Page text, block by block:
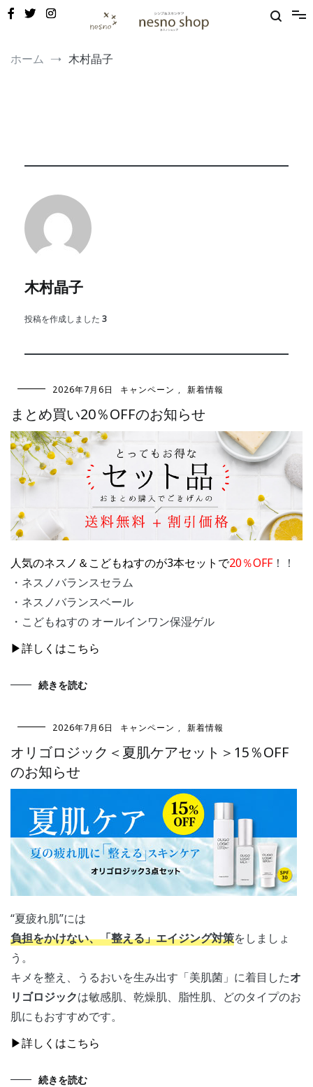
nesno（ネスノ）公式
ホーム
木村晶子
木村晶子
投稿を作成しました 3
2026年7月6日 キャンペーン , 新着情報
まとめ買い20％OFFのお知らせ
人気のネスノ＆こどもねすのが3本セットで20％OFF！！
・ネスノバランスセラム
・ネスノバランスベール
・こどもねすの オールインワン保湿ゲル
▶詳しくはこちら
続きを読む
2026年7月6日 キャンペーン , 新着情報
オリゴロジック＜夏肌ケアセット＞15％OFF
のお知らせ
“夏疲れ肌”には
負担をかけない、「整える」エイジング対策をしましょ
う。
キメを整え、うるおいを生み出す「美肌菌」に着目したオ
リゴロジックは敏感肌、乾燥肌、脂性肌、どのタイプのお
肌にもおすすめです。
▶詳しくはこちら
続きを読む